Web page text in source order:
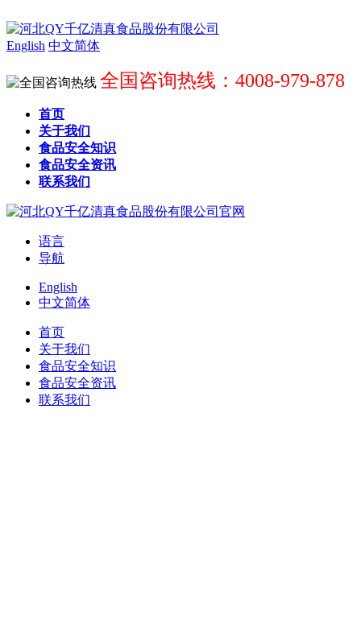
English 中文简体
全国咨询热线：4008-979-878
首页
关于我们
食品安全知识
食品安全资讯
联系我们
语言
导航
English
中文简体
首页
关于我们
食品安全知识
食品安全资讯
联系我们